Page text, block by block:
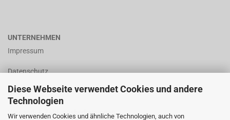
Diese Webseite verwendet Cookies und andere
Technologien
Wir verwenden Cookies und ähnliche Technologien, auch von
UNTERNEHMEN
Impressum
Datenschutz
AGB
Versand- & Zahlungsbedingungen